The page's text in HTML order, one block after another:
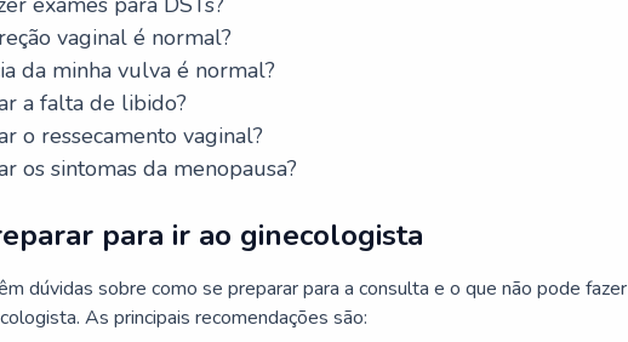
vaginal é normal?
da minha vulva é normal?
a falta de libido?
o ressecamento vaginal?
os sintomas da menopausa?
para ir ao ginecologista
dúvidas sobre como se preparar para a consulta e o que não pode fazer
As principais recomendações são: